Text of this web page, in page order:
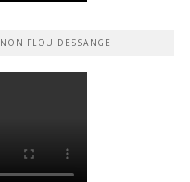
FLOU DESSANGE